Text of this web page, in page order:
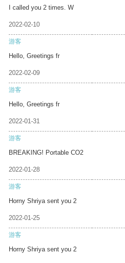
I called you 2 times. W
2022-02-10
游客
Hello, Greetings fr
2022-02-09
游客
Hello, Greetings fr
2022-01-31
游客
BREAKING! Portable CO2
2022-01-28
游客
Horny Shriya sent you 2
2022-01-25
游客
Horny Shriya sent you 2